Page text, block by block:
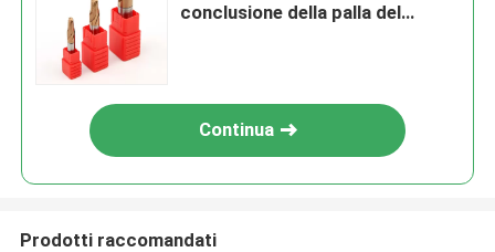
conclusione della palla del
Continua
Prodotti raccomandati